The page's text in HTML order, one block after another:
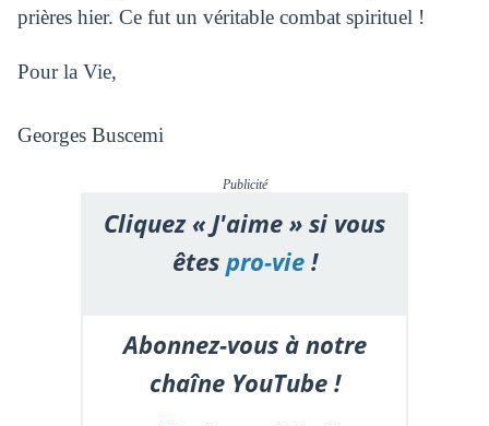
prières hier. Ce fut un véritable combat spirituel !
Pour la Vie,
Georges Buscemi
Publicité
Cliquez « J'aime » si vous
êtespro-vie!
Abonnez-vous à notre
chaîne YouTube !